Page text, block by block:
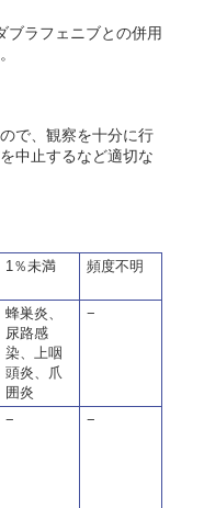
ブラフェニブとの併用
で、観察を十分に行
中止するなど適切な
1％未満 頻度不明
蜂巣炎、
尿路感
染、上咽
頭炎、爪
囲炎
−
− −